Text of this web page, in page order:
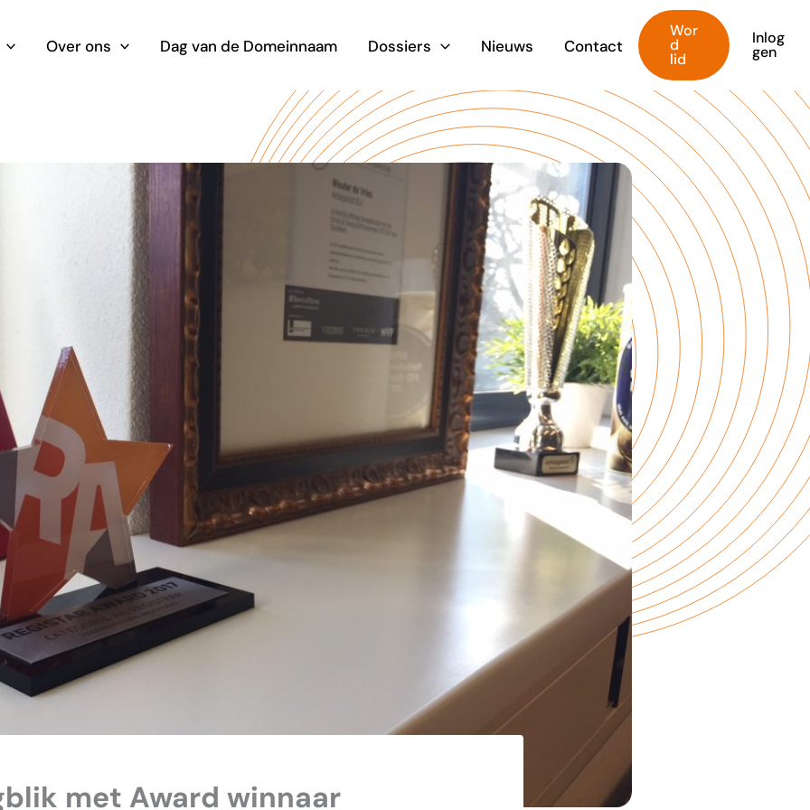
Over ons Dag van de Domeinnaam Dossiers Nieuws Contact
Wor
d
lid
Inlog
gen
met Award winnaar